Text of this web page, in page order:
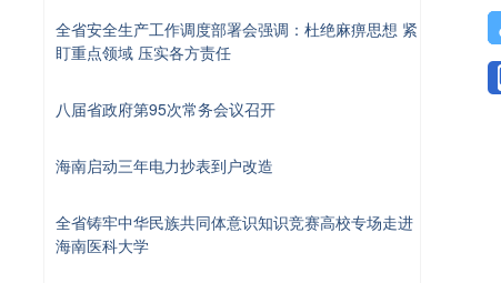
全省安全生产工作调度部署会强调：杜绝麻痹思想 紧
盯重点领域 压实各方责任
八届省政府第95次常务会议召开
海南启动三年电力抄表到户改造
全省铸牢中华民族共同体意识知识竞赛高校专场走进
海南医科大学